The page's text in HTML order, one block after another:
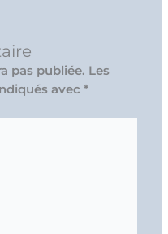
pas publiée. Les
avec*